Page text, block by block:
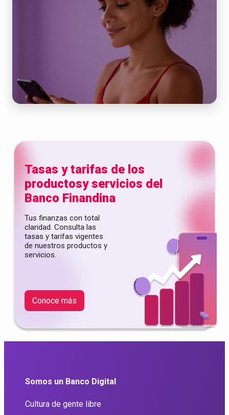
Tasas y tarifas de los
productosy servicios del
Banco Finandina
Tus finanzas con total
claridad. Consulta las
tasas y tarifas vigentes
de nuestros productos y
servicios.
Conoce más
Somos un Banco Digital
Cultura de gente libre